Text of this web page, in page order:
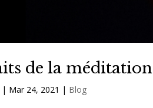
de la méditation
| Mar 24, 2021 | Blog